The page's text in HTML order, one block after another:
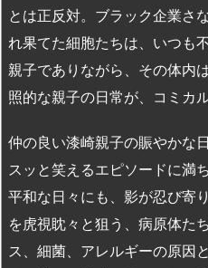
とは正反対。ブラック企業さ
れ果てた細胞たちは、いつも
親子でありながら、その体内
照的な親子の日常が、コミカ
仲の良い漆崎親子の賑やかな
スッと笑えるエピソードに満
平和な日々にも、影が忍び寄
を虎視眈々と狙う、病原体た
ス、細菌、アレルギーの原因